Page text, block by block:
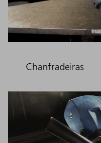
Chanfradeiras